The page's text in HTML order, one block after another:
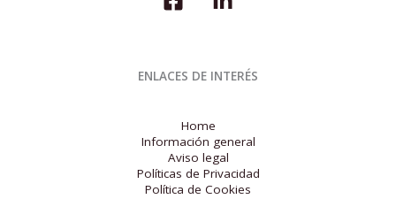
ENLACES DE INTERÉS
Home
Información general
Aviso legal
Políticas de Privacidad
Política de Cookies